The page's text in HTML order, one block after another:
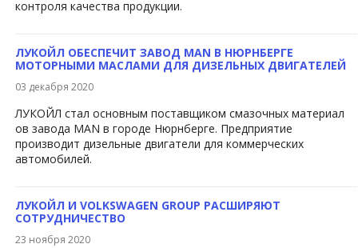
контроля качества продукции.
ЛУКОЙЛ ОБЕСПЕЧИТ ЗАВОД MAN В НЮРНБЕРГЕ
МОТОРНЫМИ МАСЛАМИ ДЛЯ ДИЗЕЛЬНЫХ ДВИГАТЕЛЕЙ
03 декабря 2020
ЛУКОЙЛ стал основным поставщиком смазочных материал​
ов завода MAN в городе Нюрнберге. Предприятие
производит дизельные двигатели для коммерческих
автомобилей.
ЛУКОЙЛ И VOLKSWAGEN GROUP РАСШИРЯЮТ
СОТРУДНИЧЕСТВО
23 ноября 2020